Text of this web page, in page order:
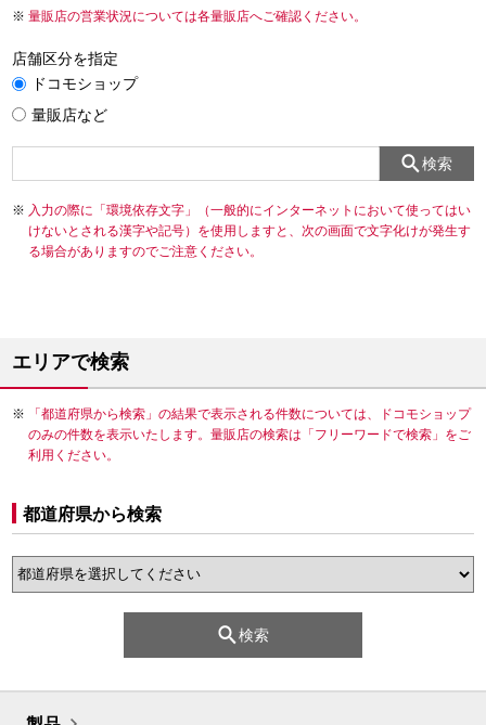
量販店の営業状況については各量販店へご確認ください。
店舗区分を指定
ドコモショップ
量販店など
検索
入力の際に「環境依存文字」（一般的にインターネットにおいて使ってはい
けないとされる漢字や記号）を使用しますと、次の画面で文字化けが発生す
る場合がありますのでご注意ください。
エリアで検索
「都道府県から検索」の結果で表示される件数については、ドコモショップ
のみの件数を表示いたします。量販店の検索は「フリーワードで検索」をご
利用ください。
都道府県から検索
検索